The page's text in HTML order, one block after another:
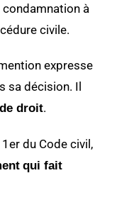
à
civile.
expresse
sa décision. Il
droit.
du Code civil,
qui fait